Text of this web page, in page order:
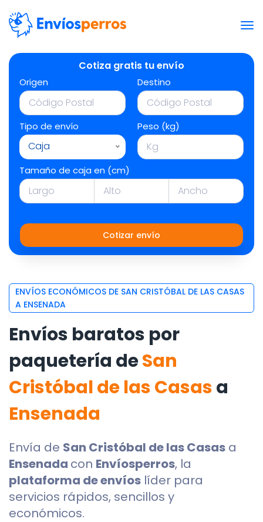
Cotiza gratis tu envío
Origen Destino
Tipo de envío
Caja
Peso (kg)
Tamaño de caja en (cm)
Cotizar envío
ENVÍOS ECONÓMICOS DE SAN CRISTÓBAL DE LAS CASAS
A ENSENADA
Envíos baratos por
paquetería deSan
Cristóbal de las Casasa
Ensenada
Envía de San Cristóbal de las Casas a
Ensenada con Envíosperros, la
plataforma de envíos líder para
servicios rápidos, sencillos y
económicos.